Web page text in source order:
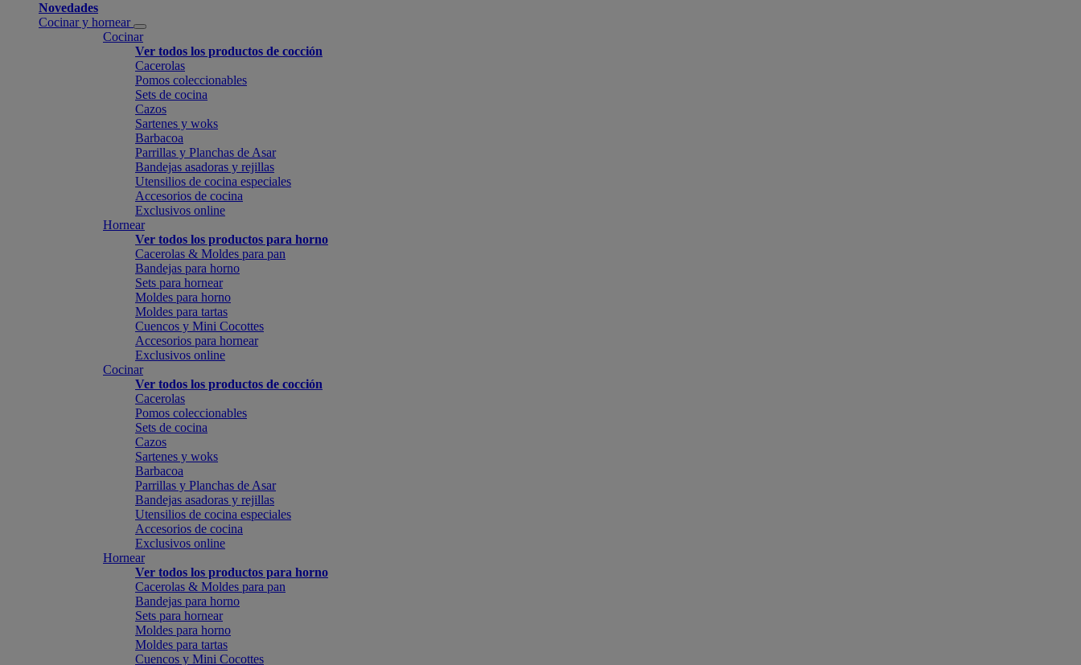
Novedades
Cocinar y hornear
Cocinar
Ver todos los productos de cocción
Cacerolas
Pomos coleccionables
Sets de cocina
Cazos
Sartenes y woks
Barbacoa
Parrillas y Planchas de Asar
Bandejas asadoras y rejillas
Utensilios de cocina especiales
Accesorios de cocina
Exclusivos online
Hornear
Ver todos los productos para horno
Cacerolas & Moldes para pan
Bandejas para horno
Sets para hornear
Moldes para horno
Moldes para tartas
Cuencos y Mini Cocottes
Accesorios para hornear
Exclusivos online
Cocinar
Ver todos los productos de cocción
Cacerolas
Pomos coleccionables
Sets de cocina
Cazos
Sartenes y woks
Barbacoa
Parrillas y Planchas de Asar
Bandejas asadoras y rejillas
Utensilios de cocina especiales
Accesorios de cocina
Exclusivos online
Hornear
Ver todos los productos para horno
Cacerolas & Moldes para pan
Bandejas para horno
Sets para hornear
Moldes para horno
Moldes para tartas
Cuencos y Mini Cocottes